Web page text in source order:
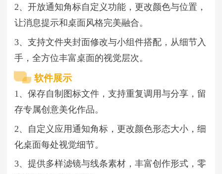
2、开放通知角标自定义功能，更改颜色与位置，
让消息提示和桌面风格完美融合。
3、支持文件夹封面修改与小组件搭配，从细节入
手，全方位丰富桌面的视觉层次。
软件展示
1、保存自制图标文件，支持重复调用与分享，留
存专属创意美化作品。
2、自定义应用通知角标，更改颜色形态大小，细
化桌面每处视觉细节。
3、提供多样滤镜与线条素材，丰富创作形式，零